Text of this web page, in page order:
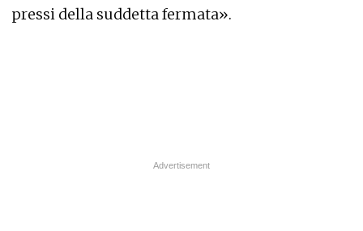
pressi della suddetta fermata».